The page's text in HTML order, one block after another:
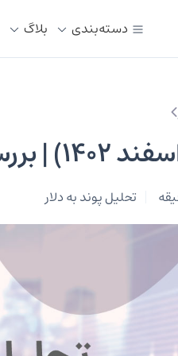
دسته‌بندی بلاگ
تحلیل پوند به دلار